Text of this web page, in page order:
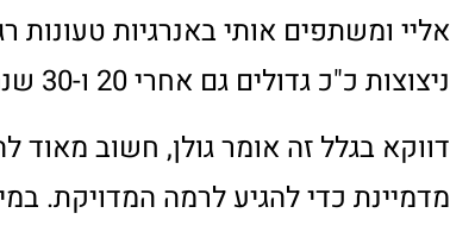
לרוב המענה לבעיה מתבצע בשטח,
על מצבות קיימות אותן טיפח. דוגמאות